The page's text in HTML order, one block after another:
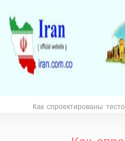
Как спроектированы